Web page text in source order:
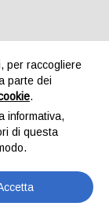
per raccogliere
parte dei
.
informativa,
di questa